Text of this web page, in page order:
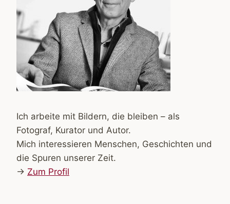
Ich arbeite mit Bildern, die bleiben – als
Fotograf, Kurator und Autor.
Mich interessieren Menschen, Geschichten und
die Spuren unserer Zeit.
→ Zum Profil